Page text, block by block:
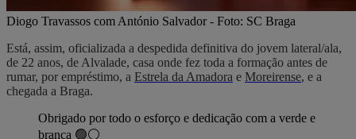
Diogo Travassos com António Salvador - Foto: SC Braga
Está, assim, oficializada a despedida definitiva do jovem lateral/ala,
de 22 anos, de Alvalade, casa onde fez toda a formação antes de
rumar, por empréstimo, a Estrela da Amadora e Moreirense, e a
chegada a Braga.
Obrigado por todo o esforço e dedicação com a verde e
branca 🟢⚪️